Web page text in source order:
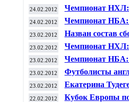
24.02.2012 Чемпионат НХЛ:
24.02.2012 Чемпионат НБА:
23.02.2012
Назван состав
ЧМ-2012
23.02.2012 Чемпионат НХЛ:
23.02.2012 Чемпионат НБА:
23.02.2012
Футболисты
финала Лиги
23.02.2012
Екатерина
сноубордингу в
22.02.2012 Кубок Европы по